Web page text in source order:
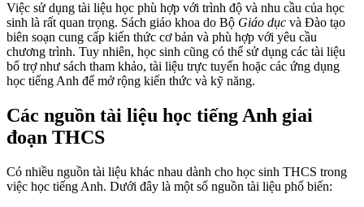
Việc sử dụng tài liệu học phù hợp với trình độ và nhu cầu của học
sinh là rất quan trọng. Sách giáo khoa do Bộ Giáo dục và Đào tạo
biên soạn cung cấp kiến thức cơ bản và phù hợp với yêu cầu
chương trình. Tuy nhiên, học sinh cũng có thể sử dụng các tài liệu
bổ trợ như sách tham khảo, tài liệu trực tuyến hoặc các ứng dụng
học tiếng Anh để mở rộng kiến thức và kỹ năng.
Các nguồn tài liệu học tiếng Anh giai
đoạn THCS
Có nhiều nguồn tài liệu khác nhau dành cho học sinh THCS trong
việc học tiếng Anh. Dưới đây là một số nguồn tài liệu phổ biến: